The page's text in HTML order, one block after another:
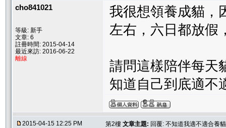
cho841021
等級: 新手
文章: 6
註冊時間: 2015-04-14
最近來訪: 2016-06-22
離線
我很想領養成貓，
左右，六日都放假
請問這樣陪伴每天
知道自己到底適不
2015-04-15 12:25 PM 第2樓 文章主題: 回覆: 不知道我適不適合養